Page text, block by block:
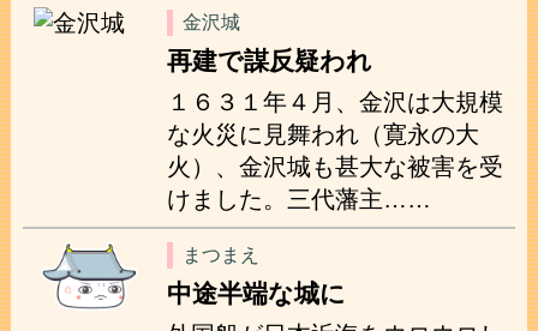
金沢城
再建で謀反疑われ
１６３１年４月、金沢は大規模
な火災に見舞われ（寛永の大
火）、金沢城も甚大な被害を受
けました。三代藩主……
まつまえ
中途半端な城に